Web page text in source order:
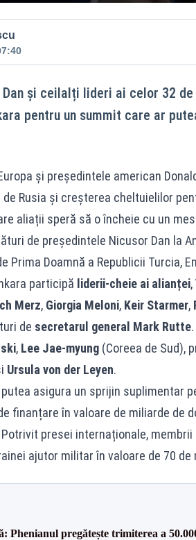
și ceilalți lideri ai celor 32
pentru un summit care ar
și președintele american
Rusia și creșterea cheltuielilor
aliații speră să o încheie cu un
de președintele Nicusor Dan la
Prima Doamnă a Republicii Turcia,
participă liderii-cheie ai alianței,
Merz, Giorgia Meloni, Keir Starmer,
de secretarul general Mark Rutte
, Lee Jae-myung(Coreea de Sud),
Ursula von der Leyen.
asigura un sprijin suplimentar
finanțare în valoare de miliarde de
presei internaționale, membrii
ajutor militar în valoare de 70 de
Phenianul pregătește trimiterea a